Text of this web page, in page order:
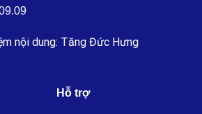
nội dung: Tăng Đức Hưng
Hỗ trợ